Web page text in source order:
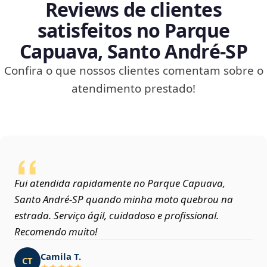
Reviews de clientes
satisfeitos no Parque
Capuava, Santo André‑SP
Confira o que nossos clientes comentam sobre o
atendimento prestado!
Fui atendida rapidamente no Parque Capuava,
Santo André‑SP quando minha moto quebrou na
estrada. Serviço ágil, cuidadoso e profissional.
Recomendo muito!
CT Camila T.